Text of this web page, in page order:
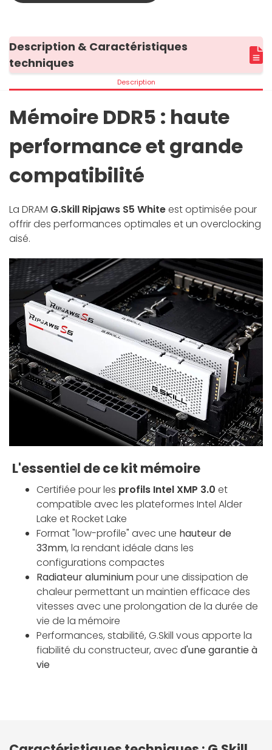
Description & Caractéristiques
techniques
Description
Mémoire DDR5 : haute
performance et grande
compatibilité
La DRAM G.Skill Ripjaws S5 Whiteest optimisée pour
offrir des performances optimales et un overclocking
aisé.
L'essentiel de ce kit mémoire
Certifiée pour les profils Intel XMP 3.0 et
compatible avec les plateformes Intel Alder
Lake et Rocket Lake
Format "low-profile" avec une hauteur de
33mm, la rendant idéale dans les
configurations compactes
Radiateur aluminiumpour une dissipation de
chaleur permettant un maintien efficace des
vitesses avec une prolongation de la durée de
vie de la mémoire
Performances, stabilité, G.Skill vous apporte la
fiabilité du constructeur, avec d'une garantie à
vie